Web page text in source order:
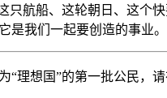
只航船、这轮朝日、这个
是我们一起要创造的事业。
“理想国”的第一批公民，请